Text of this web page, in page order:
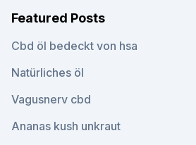
Featured Posts
Cbd öl bedeckt von hsa
Natürliches öl
Vagusnerv cbd
Ananas kush unkraut